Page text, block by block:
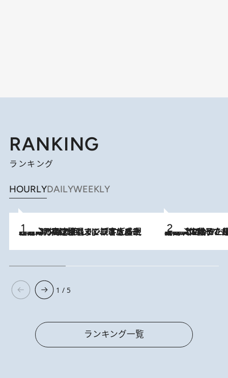
RANKING
ランキング
HOURLYDAILYWEEKLY
2026.8.7
「湘南乃風に憧れて」観客大盛上がりの“タオル回し”に、ラッパー顔負けの高速歌唱まで…さだまさし（74）のアグレッシブすぎる現在地 2026.8.5
【阿川佐和子さんの年とる力】なぜ70代で始めた趣味は“こんなに楽しい”のか？ ピアノ、俳句…スランプに陥っても続けられる“ある秘訣”とは
1 / 5
ランキング一覧